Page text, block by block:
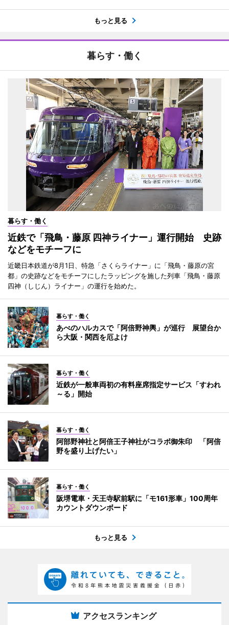
もっと見る
暮らす・働く
暮らす・働く
近鉄で「飛鳥・藤原 四神ライナー」運行開始 史跡
などをモチーフに
近畿日本鉄道が8月1日、特急「さくらライナー」に「飛鳥・藤原の宮
都」の史跡などをモチーフにしたラッピングを施した列車「飛鳥・藤原
四神（しじん）ライナー」の運行を始めた。
暮らす・働く
あべのハルカスで「阿倍野神輿」が巡行 展望台か
ら大阪・関西を厄よけ
暮らす・働く
近鉄が一般車両初の有料座席指定サービス「すわれ
～る」開始
暮らす・働く
阿部野神社と阿倍王子神社がコラボ御朱印 「阿倍
野を盛り上げたい」
暮らす・働く
阪堺電車・天王寺駅前駅に「モ161形車」100周年
カウントダウンボード
もっと見る
アクセスランキング